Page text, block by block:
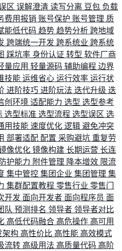
区 误解澄清 读写分离 豆包 负载
费用报销 账号保护 账号管理 质
能低代码 趋势 趋势分析 跨地域
跨端统一开发 跨系统业 跨系统
踩坑率 身份认证 转型 软件厂商
量应用 轻量源码 辅助编程 边界
技能 运维省心 运行效率 运行状
进阶技巧 进阶玩法 迭代升级 迭
创环境 适配能力 选型 选型参考
选型标准 选型流程 选型误区 选
用技能 速度优化 逻辑 避免冲突
部署适配 配置 采购避坑 重复劳
像优化 镜像构建 长期运营 长连
防护能力 附件管理 降本增效 限流
集中管控 集团企业 集团管理 集
集群配置教程 零售行业 零售门
开发 面向开发者 面向程序员 面
队 预测排名 领导者 领导者对比
高低代码融合 高危操作 高可用
架构 高性价比 高性能 高效模式
流转 高级用法 高质量代码 高阶